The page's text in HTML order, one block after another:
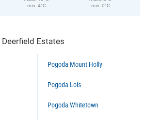
min. 4°C
min. 0°C
Estates
Pogoda Mount Holly
Pogoda Lois
Pogoda Whitetown